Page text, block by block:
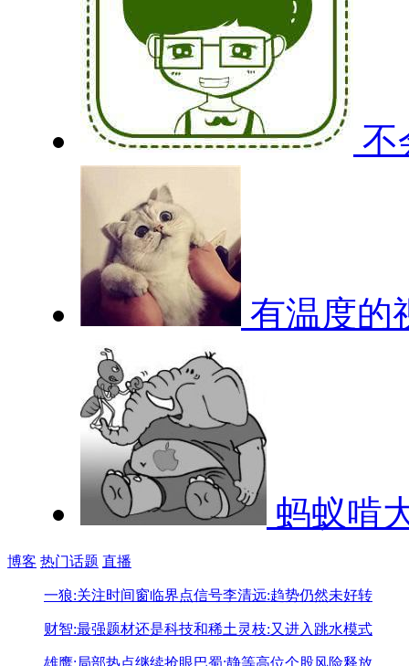
不
有温度的
蚂蚁啃
博客 热门话题 直播
一狼:关注时间窗临界点信号李清远:趋势仍然未好转
财智:最强题材还是科技和稀土 灵枝:又进入跳水模式
雄鹰:局部热点继续抢眼巴蜀:静等高位个股风险释放